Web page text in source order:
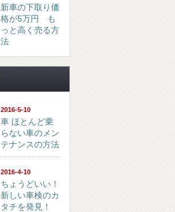
新車の下取り価
格が5万円 も
っと高く売る方
法
2016-5-10
車 ほとんど乗
らない車のメン
テナンスの方法
2016-4-10
ちょうどいい！
新しい車検のカ
タチを発見！